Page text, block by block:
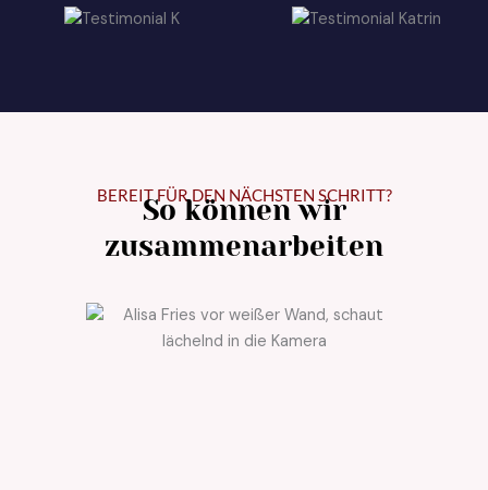
BEREIT FÜR DEN NÄCHSTEN SCHRITT?
So können wir
zusammenarbeiten